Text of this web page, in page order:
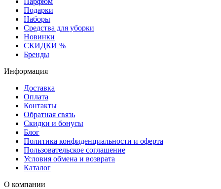
Подарки
Наборы
Средства для уборки
Новинки
СКИДКИ %
Бренды
Информация
Доставка
Оплата
Контакты
Обратная связь
Скидки и бонусы
Блог
Политика конфиденциальности и оферта
Пользовательское соглашение
Условия обмена и возврата
Каталог
О компании